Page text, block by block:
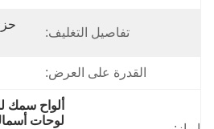
تفاصيل التغليف:
القدرة على العرض:
ألواح سمك